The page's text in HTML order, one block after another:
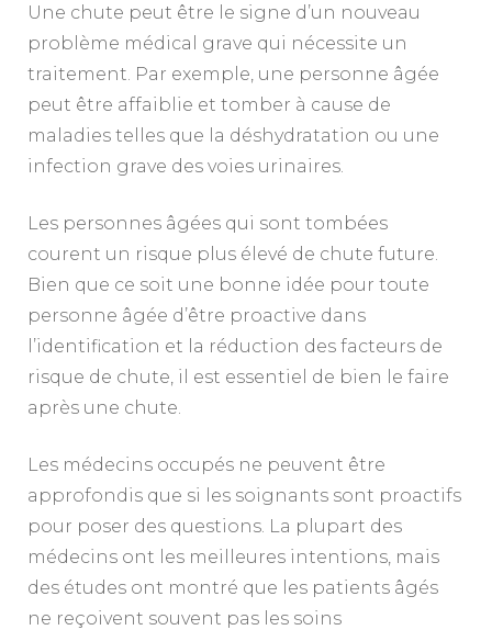
Une chute peut être le signe d’un nouveau
problème médical grave qui nécessite un
traitement. Par exemple, une personne âgée
peut être affaiblie et tomber à cause de
maladies telles que la déshydratation ou une
infection grave des voies urinaires.
Les personnes âgées qui sont tombées
courent un risque plus élevé de chute future.
Bien que ce soit une bonne idée pour toute
personne âgée d’être proactive dans
l’identification et la réduction des facteurs de
risque de chute, il est essentiel de bien le faire
après une chute.
Les médecins occupés ne peuvent être
approfondis que si les soignants sont proactifs
pour poser des questions. La plupart des
médecins ont les meilleures intentions, mais
des études ont montré que les patients âgés
ne reçoivent souvent pas les soins